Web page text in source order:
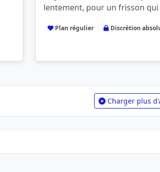
lentement, pour un frisson qui
Plan régulier Discrétion
Charger plus